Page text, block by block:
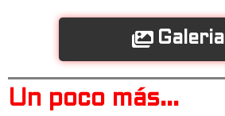
Galeria
Un poco más...